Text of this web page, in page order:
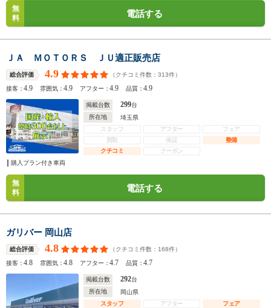
無
料
電話する
ＪＡ ＭＯＴＯＲＳ ＪＵ適正販売店
総合評価 4.9 （クチコミ件数： 313件）
接客：4.9 雰囲気：4.9 アフター：4.9 品質：4.9
掲載台数 299台
所在地
埼玉県
スタッフ
アフター
フェア
買取
保証
整備
クチコミ
クーポン
購入プラン付き車両
無
料
電話する
ガリバー 岡山店
総合評価 4.8 （クチコミ件数： 168件）
接客：4.8 雰囲気：4.8 アフター：4.7 品質：4.7
掲載台数 292台
所在地
岡山県
スタッフ
アフター
フェア